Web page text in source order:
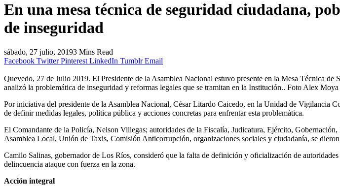
En una mesa técnica de seguridad ciudadana,
de inseguridad
sábado, 27 julio, 20193 Mins Read
Facebook Twitter Pinterest LinkedIn Tumblr Email
Quevedo, 27 de Julio 2019. El Presidente de la Asamblea Nacional estuvo presente en la Mesa Técnica
analizó la problemática de inseguridad y reformas legales que se tramitan en la Institución.. Foto Alex
Por iniciativa del presidente de la Asamblea Nacional, César Litardo Caicedo, en la Unidad de Vigilancia
de definir medidas legales, política pública y acciones concretas para enfrentar esta problemática.
El Comandante de la Policía, Nelson Villegas; autoridades de la Fiscalía, Judicatura, Ejército,
Asamblea Local, Unión de Taxis, Comisión Anticorrupción, organizaciones sociales y ciudadanía, se dieron
Camilo Salinas, gobernador de Los Ríos, consideró que la falta de definición y oficialización de
delincuencia ataque con fuerza en la zona.
Acción integral